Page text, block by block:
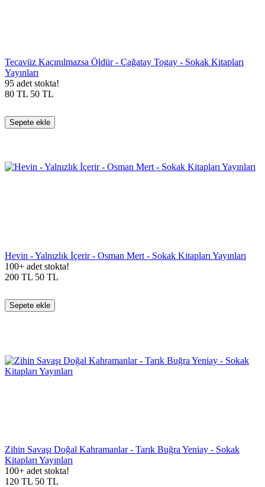
Tecavüz Kaçınılmazsa Öldür - Çağatay Togay - Sokak Kitapları
Yayınları
95 adet stokta!
80 TL 50 TL
Sepete ekle
Hevin - Yalnızlık İçerir - Osman Mert - Sokak Kitapları Yayınları
100+ adet stokta!
200 TL 50 TL
Sepete ekle
Zihin Savaşı Doğal Kahramanlar - Tarık Buğra Yeniay - Sokak
Kitapları Yayınları
100+ adet stokta!
120 TL 50 TL